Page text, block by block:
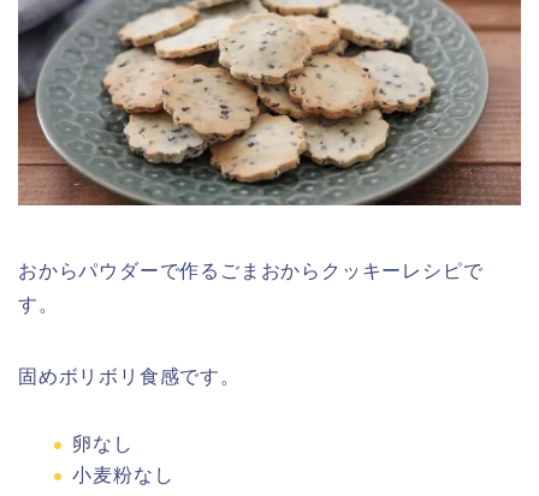
おからパウダーで作るごまおからクッキーレシピで
す。
固めボリボリ食感です。
卵なし
小麦粉なし